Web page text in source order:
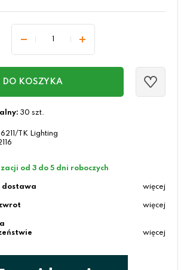
DO KOSZYKA
30 szt.
16211/TK Lighting
od 3 do 5 dni roboczych
dostawa więcej
więcej
więcej